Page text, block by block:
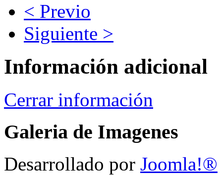
< Previo
Siguiente >
Información adicional
Cerrar información
Galeria de Imagenes
Desarrollado por Joomla!®